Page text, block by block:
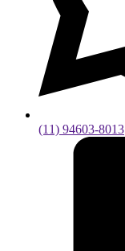
(11) 94603-8013